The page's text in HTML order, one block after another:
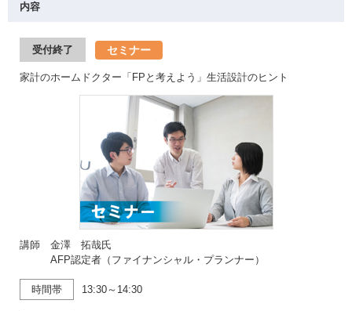
内容
受付終了 セミナー
家計のホームドクター「FPと考えよう」生活設計のヒント
講師 金澤 拓哉氏
AFP認定者（ファイナンシャル・プランナー）
時間帯 13:30～14:30